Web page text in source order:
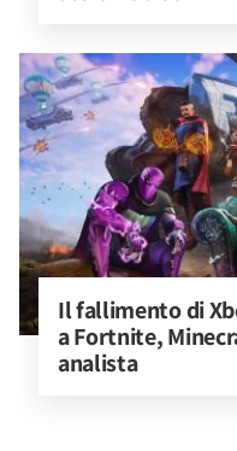
Il fallimento di
a Fortnite,
analista